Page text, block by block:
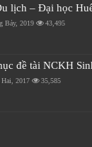
lịch – Đại học
Bảy, 2019 43,495
đề tài NCKH
Hai, 2017 35,585